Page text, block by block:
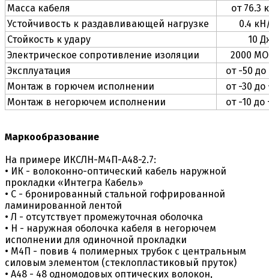
Масса кабеля
от 76.3
Устойчивость к раздавливающей нагрузке
0.4
Стойкость к удару
10
Электрическое сопротивление изоляции
2000
Эксплуатация
от -50 до
Монтаж в горючем исполнении
от -30 до
Монтаж в негорючем исполнении
от -10 до
Маркообразование
На примере ИКСЛН-М4П-А48-2.7:
• ИК - волоконно-оптический кабель наружной
прокладки «Интегра Кабель»
• С - бронированный стальной гофрированной
ламинированной лентой
• Л - отсутствует промежуточная оболочка
• Н - наружная оболочка кабеля в негорючем
исполнении для одиночной прокладки
• М4П - повив 4 полимерных трубок с центральным
силовым элементом (стеклопластиковый пруток)
• А48 - 48 одномодовых оптических волокон,